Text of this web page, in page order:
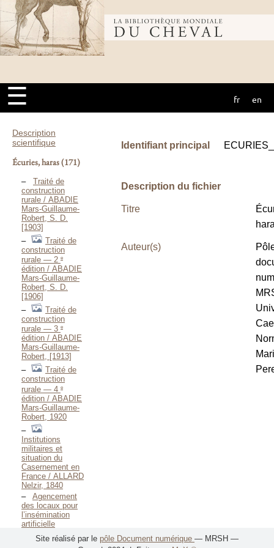
Bibliothèque
mondiale du
cheval
☰ fr en
Description
scientifique
Écuries, haras(171)
Traité de
construction
rurale / ABADIE
Mars-Guillaume-
Robert, S. D.
[1903]
Traité de
construction
rurale — 2 e
édition / ABADIE
Mars-Guillaume-
Robert, S. D.
[1906]
Traité de
construction
rurale — 3 e
édition / ABADIE
Mars-Guillaume-
Robert, [1913]
Traité de
construction
rurale — 4 e
édition / ABADIE
Mars-Guillaume-
Robert, 1920
Institutions
militaires et
situation du
Casernement en
France / ALLARD
Nelzir, 1840
Agencement
des locaux pour
l’insémination
artificielle
Perrette, 1994
Identifiant principal
Description du fichier
Titre
Auteur(s)
Site réalisé par le pôle Document numérique — MRSH —